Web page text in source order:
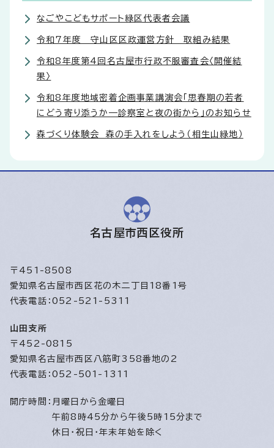
なごやこどもサポート緑区代表者会議
令和7年度 守山区区政運営方針 取組み結果
令和8年度第4回名古屋市行政不服審査会〈開催結
果〉
令和8年度地域密着企画事業講演会「思春期の若者
にどう寄り添うか—診察室と夜の街から」のお知らせ
森づくり体験会 森の手入れをしよう（相生山緑地）
名古屋市西区役所
〒451-8508
愛知県名古屋市西区花の木二丁目18番1号
代表電話：052-521-5311
山田支所
〒452-0815
愛知県名古屋市西区八筋町358番地の2
代表電話：052-501-1311
開庁時間： 月曜日から金曜日
午前8時45分から午後5時15分まで
休日・祝日・年末年始を除く